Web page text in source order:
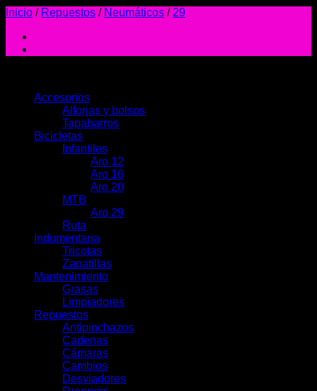
Inicio / Repuestos / Neumáticos / 29
Accesorios
Alforjas y bolsos
Tapabarros
Bicicletas
Infantiles
Aro 12
Aro 16
Aro 20
MTB
Aro 29
Ruta
Indumentaria
Tricotas
Zapatillas
Mantenimiento
Grasas
Limpiadores
Repuestos
Antipinchazos
Cadenas
Cámaras
Cambios
Desviadores